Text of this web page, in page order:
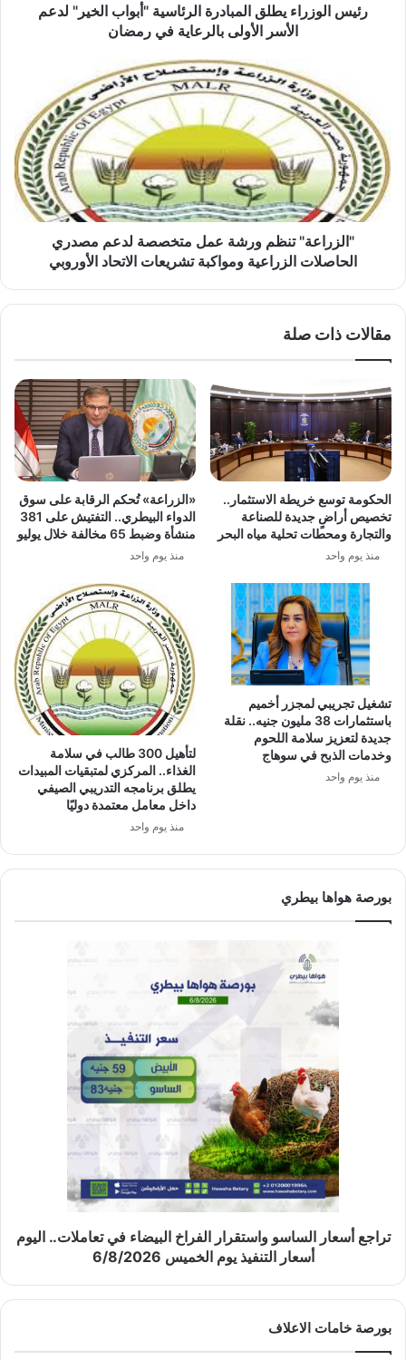
رئيس الوزراء يطلق المبادرة الرئاسية "أبواب الخير" لدعم
الأسر الأولى بالرعاية في رمضان
عمل
متخصصة
لدعم
مصدري
الحاصلات
الزراعية
تشريعات
"الزراعة" تنظم ورشة عمل متخصصة لدعم مصدري
الحاصلات الزراعية ومواكبة تشريعات الاتحاد الأوروبي
مقالات ذات صلة
الحكومة توسع خريطة الاستثمار..
تخصيص أراضٍ جديدة للصناعة
والتجارة ومحطات تحلية مياه البحر
منذ يوم واحد
«الزراعة» تُحكم الرقابة على سوق
الدواء البيطري.. التفتيش على 381
منشأة وضبط 65 مخالفة خلال يوليو
منذ يوم واحد
تشغيل تجريبي لمجزر أخميم
باستثمارات 38 مليون جنيه.. نقلة
جديدة لتعزيز سلامة اللحوم
وخدمات الذبح في سوهاج
منذ يوم واحد
لتأهيل 300 طالب في سلامة
الغذاء.. المركزي لمتبقيات المبيدات
يطلق برنامجه التدريبي الصيفي
داخل معامل معتمدة دوليًا
منذ يوم واحد
بورصة هواها بيطري
تراجع أسعار الساسو واستقرار الفراخ البيضاء في تعاملات.. اليوم
أسعار التنفيذ يوم الخميس 6/8/2026
بورصة خامات الاعلاف